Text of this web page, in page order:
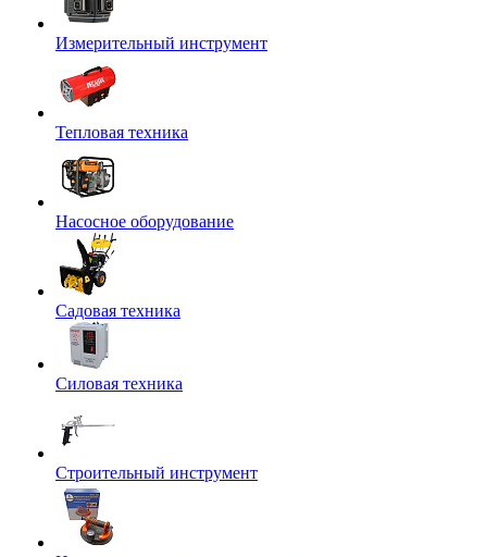
Измерительный инструмент
Тепловая техника
Насосное оборудование
Садовая техника
Силовая техника
Строительный инструмент